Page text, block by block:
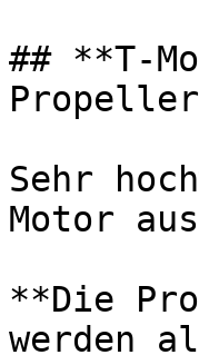
## **T-
Propeller
Sehr
Motor
**Die
werden